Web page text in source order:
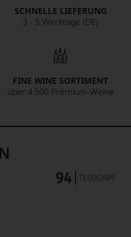
SCHNELLE LIEFERUNG
3 - 5 Werktage (DE)
FINE WINE SORTIMENT
über 4.500 Premium-Weine